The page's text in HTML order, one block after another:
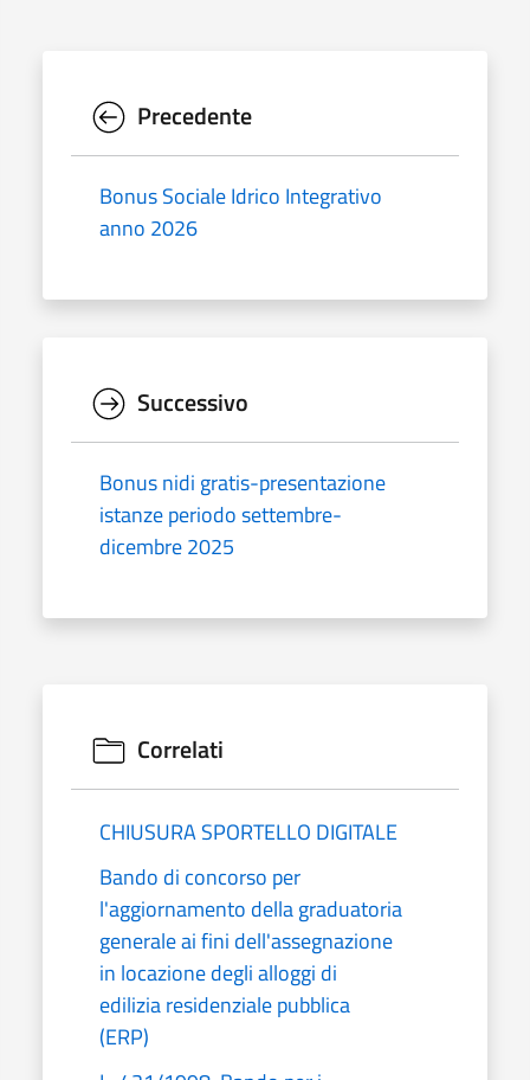
Precedente
Bonus Sociale Idrico Integrativo
anno 2026
Successivo
Bonus nidi gratis-presentazione
istanze periodo settembre-
dicembre 2025
Correlati
CHIUSURA SPORTELLO DIGITALE
Bando di concorso per
l'aggiornamento della graduatoria
generale ai fini dell'assegnazione
in locazione degli alloggi di
edilizia residenziale pubblica
(ERP)